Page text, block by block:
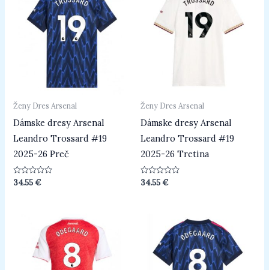
Ženy Dres Arsenal
Dámske dresy Arsenal
Leandro Trossard #19
2025-26 Preč
Hodnotenie
0
34.55€
Ženy Dres Arsenal
Dámske dresy Arsenal
Leandro Trossard #19
2025-26 Tretina
Hodnotenie
0
34.55€